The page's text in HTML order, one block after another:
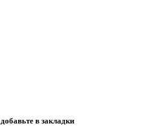
в закладки